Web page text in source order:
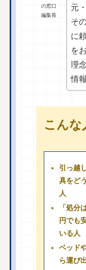
の窓口
編集長
元
そ
に
を
理
情
こんな
引っ越
具をど
人
「処分
円でも
いる人
ベッド
ら運び